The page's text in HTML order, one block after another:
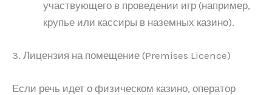
участвующего в проведении игр (например,
крупье или кассиры в наземных казино).
3. Лицензия на помещение (Premises Licence)
Если речь идет о физическом казино, оператор